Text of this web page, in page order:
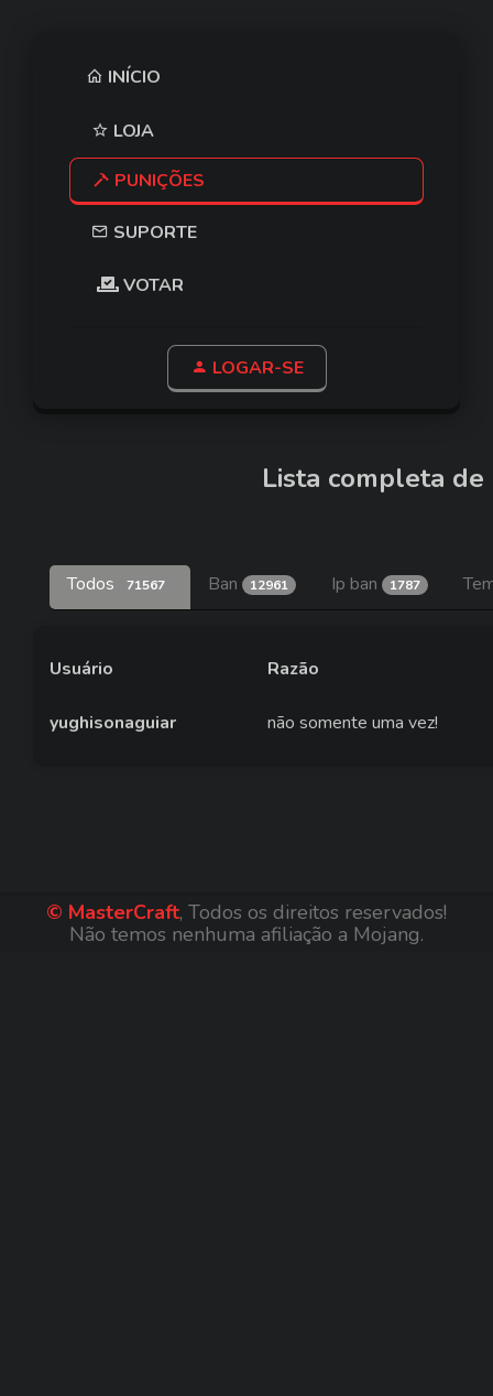
INÍCIO
LOJA
PUNIÇÕES
SUPORTE
VOTAR
LOGAR-SE
Lista completa
Todos 71567 Ban 12961 Ip ban 1787
Usuário Razão
yughisonaguiar não somente uma vez!
© MasterCraft, Todos os direitos reservados!
Não temos nenhuma afiliação a Mojang.